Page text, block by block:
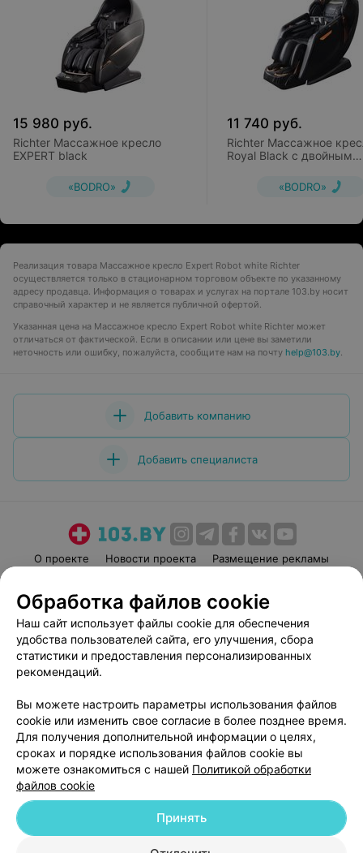
15 980 руб.
Richter Массажное кресло
EXPERT black
«BODRO»
11 740 руб.
Richter Массажное
Royal Black с двойным
механизмом«BODRO»
Реализация товара Массажное кресло Expert Robot white Richter
осуществляется только в стационарном торговом объекте по указанному
адресу продавца. Информация о товарах и услугах на портале 103.by носит
справочный характер и не является публичной офертой.
Указанная цена на Массажное кресло Expert Robot white Richter может
отличаться от фактической. Если в описании или цене вы заметили
неточность или ошибку, пожалуйста, сообщите нам на почту help@103.by.
Добавить компанию
Добавить специалиста
О проекте Новости проекта
Размещение рекламы
Пользовательское соглашение
Способы оплаты
Вакансии
Партнеры
Написать руководителю 103.by
Обработка персональных данных
© 2026 ООО «Артокс Лаб», УНП 191700409
| 220012, Республика Беларусь,
г. Минск, улица Толбухина, 2, пом. 16 | help@103.by
Обработка файлов cookie
Наш сайт использует файлы cookie для обеспечения
удобства пользователей сайта, его улучшения, сбора
статистики и предоставления персонализированных
рекомендаций.
Вы можете настроить параметры использования файлов
cookie или изменить свое согласие в более позднее время.
Для получения дополнительной информации о целях,
сроках и порядке использования файлов cookie вы
можете ознакомиться с нашей Политикой обработки
файлов cookie
Принять